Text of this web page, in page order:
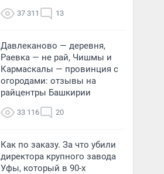
37 311 13
Давлеканово — деревня,
Раевка — не рай, Чишмы и
Кармаскалы — провинция с
огородами: отзывы на
райцентры Башкирии
33 116 20
Как по заказу. За что убили
директора крупного завода
Уфы, который в 90-х